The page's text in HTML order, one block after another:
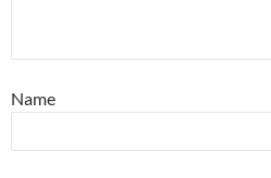
Name